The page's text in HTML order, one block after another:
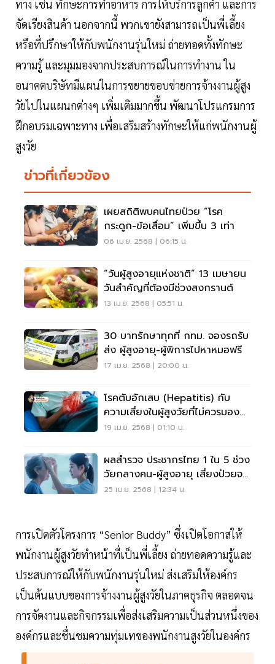
ทาง เช่น ทักษะการทำอาหาร การให้บริการลูกค้า และการ
จัดเรียงสินค้า นอกจากนี้ พวกเขายังสามารถเป็นพี่เลี้ยง
หรือที่ปรึกษาให้กับพนักงานรุ่นใหม่ ถ่ายทอดทั้งทักษะ
ความรู้ และมุมมองจากประสบการณ์ในการทำงาน ใน
อนาคตบริษัทมีแผนในการขยายขอบข่ายการจ้างงานผู้สูง
วัยไปในแผนกต่างๆ เพิ่มเติมมากขึ้น พัฒนาโปรแกรมการ
ฝึกอบรมเฉพาะทาง เพื่อเสริมสร้างทักษะให้แก่พนักงานผู้
สูงวัย
ข่าวที่เกี่ยวข้อง
เผยสถิติพบคนไทยป่วย “โรค
กระดูก-ข้อเสื่อม” เพิ่มขึ้น 3 เท่า
06 เม.ย. 2568 | 06:15 น.
“วันผู้สูงอายุแห่งชาติ” 13 เมษายน
วันสำคัญที่ต้องมีช่วงสงกรานต์
13 เม.ย. 2568 | 05:51 น.
30 บาทรักษาทุกที่ กทม. จองรถรับ
ส่ง ผู้สูงอายุ-ผู้พิการไปหาหมอฟรี
17 เม.ย. 2568 | 20:00 น.
โรคตับอักเสบ (Hepatitis) กับ
ความเสี่ยงในผู้สูงวัยที่ไม่ควรมอง
ข้าม
19 เม.ย. 2568 | 01:10 น.
ผลสำรวจ ประชากรไทย 1 ใน 5 ช่วง
วัยกลางคน-ผู้สูงอายุ เสี่ยงป่วยจอ
ตาเสื่อม
25 เม.ย. 2568 | 12:34 น.
การเปิดตัวโครงการ “Senior Buddy” ซึ่งเปิดโอกาสให้
พนักงานผู้สูงวัยทำหน้าที่เป็นพี่เลี้ยง ถ่ายทอดความรู้และ
ประสบการณ์ให้กับพนักงานรุ่นใหม่ ส่งเสริมให้องค์กร
เป็นต้นแบบของการจ้างงานผู้สูงวัยในภาคธุรกิจ ตลอดจน
การจัดงานและกิจกรรมเพื่อส่งเสริมความเป็นส่วนหนึ่งของ
องค์กรและชื่นชมความทุ่มเทของพนักงานสูงวัยในองค์กร